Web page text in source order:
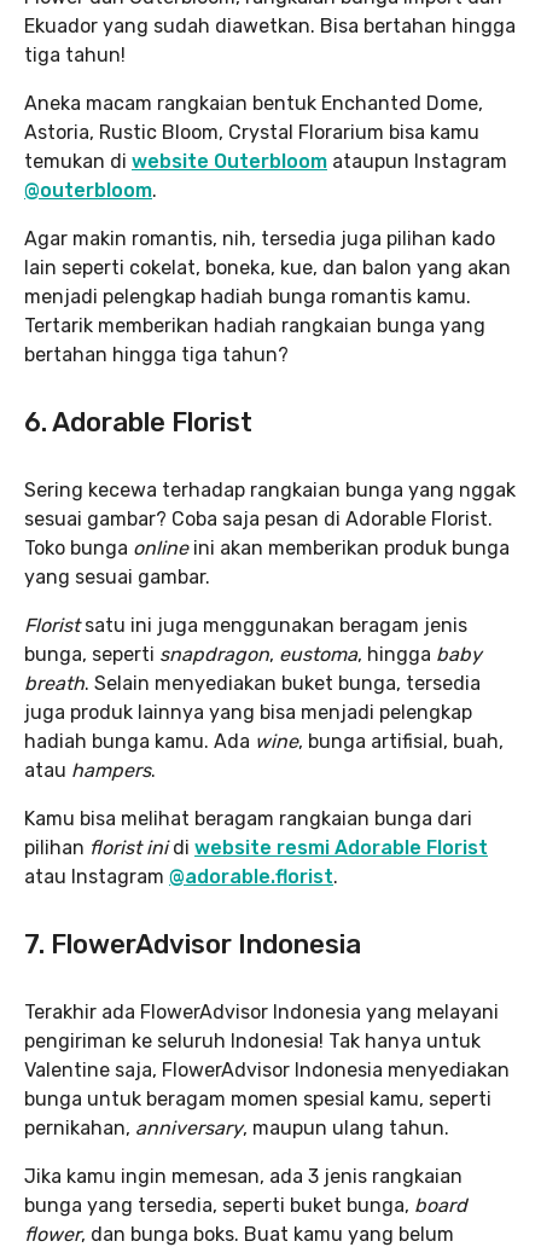
Ekuador yang sudah diawetkan. Bisa bertahan hingga
tiga tahun!
Aneka macam rangkaian bentuk Enchanted Dome,
Astoria, Rustic Bloom, Crystal Florarium bisa kamu
temukan di website Outerbloom ataupun Instagram
@outerbloom.
Agar makin romantis, nih, tersedia juga pilihan kado
lain seperti cokelat, boneka, kue, dan balon yang akan
menjadi pelengkap hadiah bunga romantis kamu.
Tertarik memberikan hadiah rangkaian bunga yang
bertahan hingga tiga tahun?
6. Adorable Florist
Sering kecewa terhadap rangkaian bunga yang nggak
sesuai gambar? Coba saja pesan di Adorable Florist.
Toko bunga online ini akan memberikan produk bunga
yang sesuai gambar.
Floristsatu ini juga menggunakan beragam jenis
bunga, seperti snapdragon, eustoma, hingga baby
breath. Selain menyediakan buket bunga, tersedia
juga produk lainnya yang bisa menjadi pelengkap
hadiah bunga kamu. Ada wine, bunga artifisial, buah,
atau hampers.
Kamu bisa melihat beragam rangkaian bunga dari
pilihan florist inidi website resmi Adorable Florist
atau Instagram @adorable.florist.
7. FlowerAdvisor Indonesia
Terakhir ada FlowerAdvisor Indonesia yang melayani
pengiriman ke seluruh Indonesia! Tak hanya untuk
Valentine saja, FlowerAdvisor Indonesia menyediakan
bunga untuk beragam momen spesial kamu, seperti
pernikahan, anniversary, maupun ulang tahun.
Jika kamu ingin memesan, ada 3 jenis rangkaian
bunga yang tersedia, seperti buket bunga, board
flower, dan bunga boks. Buat kamu yang belum